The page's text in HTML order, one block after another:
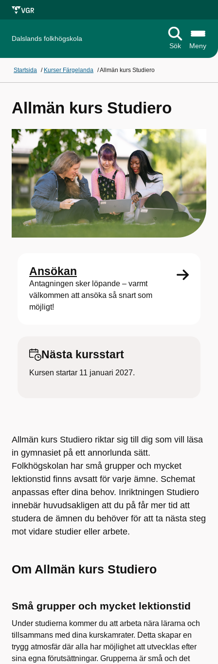
Dalslands folkhögskola
Sök
Meny
Startsida / Kurser Färgelanda /Allmän kurs Studiero
Allmän kurs Studiero
Ansökan
Antagningen sker löpande – varmt
välkommen att ansöka så snart som
möjligt!
Nästa kursstart
Kursen startar 11 januari 2027.
Allmän kurs Studiero riktar sig till dig som vill läsa
in gymnasiet på ett annorlunda sätt.
Folkhögskolan har små grupper och mycket
lektionstid finns avsatt för varje ämne. Schemat
anpassas efter dina behov. Inriktningen Studiero
innebär huvudsakligen att du på får mer tid att
studera de ämnen du behöver för att ta nästa steg
mot vidare studier eller arbete.
Om Allmän kurs Studiero
Små grupper och mycket lektionstid
Under studierna kommer du att arbeta nära lärarna och
tillsammans med dina kurskamrater. Detta skapar en
trygg atmosfär där alla har möjlighet att utvecklas efter
sina egna förutsättningar. Grupperna är små och det